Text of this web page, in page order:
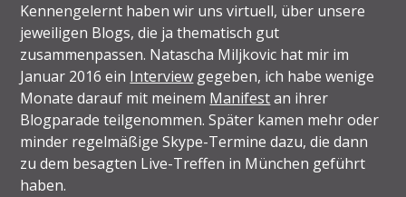
Kennengelernt haben wir uns virtuell, über unsere
jeweiligen Blogs, die ja thematisch gut
zusammenpassen. Natascha Miljkovic hat mir im
Januar 2016 ein Interview gegeben, ich habe wenige
Monate darauf mit meinem Manifestan ihrer
Blogparade teilgenommen. Später kamen mehr oder
minder regelmäßige Skype-Termine dazu, die dann
zu dem besagten Live-Treffen in München geführt
haben.